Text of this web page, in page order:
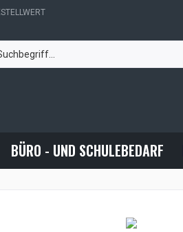
BÜRO - UND SCHULEBEDARF